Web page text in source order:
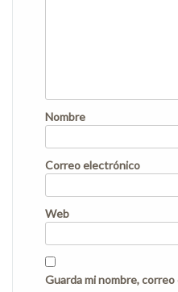
Nombre
Correo electrónico
Web
Guarda mi nombre,